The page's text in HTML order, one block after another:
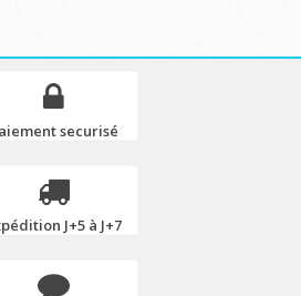
securisé
J+5 à J+7